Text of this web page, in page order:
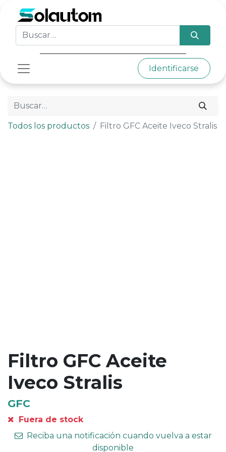
Identificarse
Todos los productos Filtro GFC Aceite Iveco Stralis
Filtro GFC Aceite
Iveco Stralis
GFC
Fuera de stock
Reciba una notificación cuando vuelva a estar
disponible